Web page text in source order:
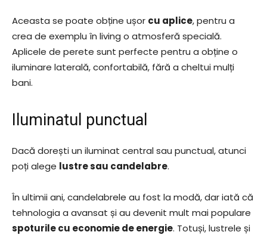
Aceasta se poate obține ușor cu aplice, pentru a
crea de exemplu în living o atmosferă specială.
Aplicele de perete sunt perfecte pentru a obține o
iluminare laterală, confortabilă, fără a cheltui mulți
bani.
Iluminatul punctual
Dacă dorești un iluminat central sau punctual, atunci
poți alege lustre sau candelabre.
În ultimii ani, candelabrele au fost la modă, dar iată că
tehnologia a avansat și au devenit mult mai populare
spoturile cu economie de energie. Totuși, lustrele și